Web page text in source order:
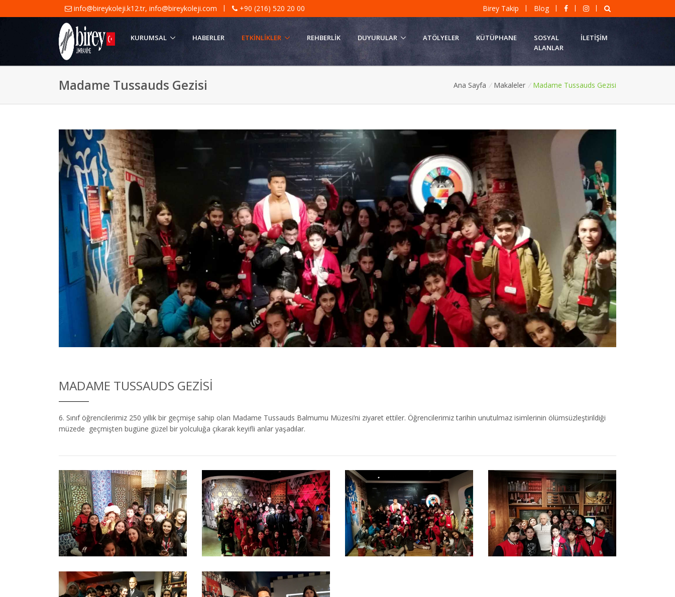
info@bireykoleji.k12.tr, info@bireykoleji.com | +90 (216) 520 20 00 Birey Takip | Blog | | |
KURUMSAL HABERLER ETKINLIKLER REHBERLIK DUYURULAR ATÖLYELER KÜTÜPHANE
SOSYAL
ALANLAR
İLETIŞIM
Madame Tussauds Gezisi Ana Sayfa / Makaleler / Madame Tussauds Gezisi
MADAME TUSSAUDS GEZISI
6. Sınıf öğrencilerimiz 250 yıllık bir geçmişe sahip olan Madame Tussauds Balmumu Müzesi’ni ziyaret ettiler. Öğrencilerimiz tarihin unutulmaz isimlerinin ölümsüzleştirildiği
müzede geçmişten bugüne güzel bir yolculuğa çıkarak keyifli anlar yaşadılar.